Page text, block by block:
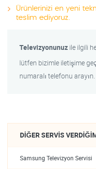
Ürünlerinizi en yeni
teslim ediyoruz.
Televizyonunuz ile ilgili
lütfen bizimle iletişime
numaralı telefonu arayın.
DIĞER SERVIS
Samsung Televizyon Servisi